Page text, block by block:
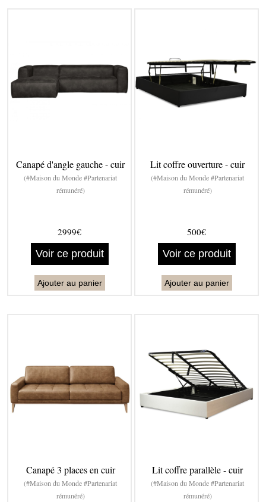
Canapé d'angle gauche - cuir
(#Maison du Monde #Partenariat
rémunéré)
2999€
Voir ce produit
Ajouter au panier
Lit coffre ouverture - cuir
(#Maison du Monde #Partenariat
rémunéré)
500€
Voir ce produit
Ajouter au panier
Canapé 3 places en cuir
(#Maison du Monde #Partenariat
rémunéré)
Lit coffre parallèle - cuir
(#Maison du Monde #Partenariat
rémunéré)